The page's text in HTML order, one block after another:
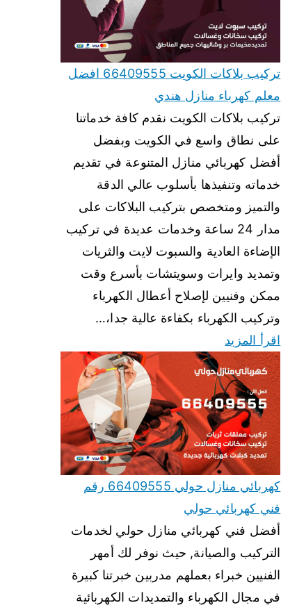
تركيب بلاكات الكويت 66409555 افضل
معلم كهرباء منازل هندي
تركيب بلاكات الكويت نقدم كافة خدماتنا
على نطاق واسع في الكويت وبفضل
أفضل كهربائي منازل المتنوعة في تقديم
خدماته وتنفيذها بأسلوب عالي الدقة
والتميز ومتخصص بتركيب البلاكات على
مدار 24 ساعة وخدمات عديدة في تركيب
الإضاءة العادية والسبوت لايت والثريات
وتمديد وايرات وسويتشات بأسرع وقت
ممكن وفنيين لإصلاح أعطال الكهرباء
وتركيب الكهرباء بكفاءة عالية جدا،…
اقرأ المزيد
كهربائي منازل حولي 66409555 رقم
فني كهربائي حولي
أفضل فني كهربائي منازل حولي لخدمات
التركيب والصيانة, حيث نوفر لك أمهر
الفنيين خبراء بعملهم مدربين خبرتنا كبيرة
في مجال الكهرباء والتمديدات الكهربائية